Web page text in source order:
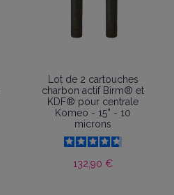
Lot de 2 cartouches
charbon actif Birm® et
KDF® pour centrale
Komeo - 15” - 10
microns
132,90 €